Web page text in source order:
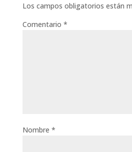
Los campos obligatorios están
Comentario *
Nombre *